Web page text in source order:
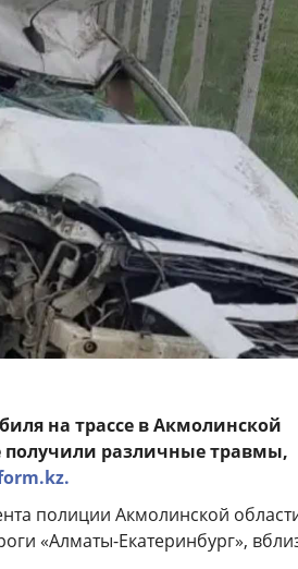
на трассе в Акмолинской
получили различные травмы,
полиции Акмолинской
«Алматы-Екатеринбург»,